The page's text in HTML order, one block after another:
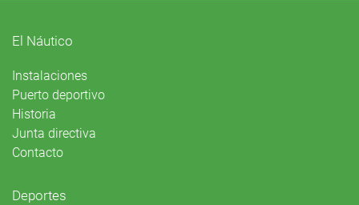
El Náutico
Instalaciones
Puerto deportivo
Historia
Junta directiva
Contacto
Deportes